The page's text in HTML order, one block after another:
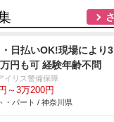
日払いOK!現場により
円も可 経験年齢不問
イリス警備保障
～3万200円
・パート / 神奈川県